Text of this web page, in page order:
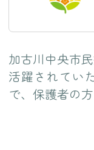
加古川中央市
活躍されてい
で、保護者の